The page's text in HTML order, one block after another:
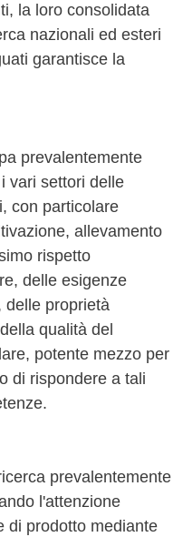
la loro consolidata
nazionali ed esteri
garantisce la
prevalentemente
vari settori delle
con particolare
allevamento
rispetto
delle esigenze
delle proprietà
qualità del
potente mezzo per
di rispondere a tali
prevalentemente
l'attenzione
di prodotto mediante